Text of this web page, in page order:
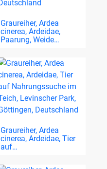
Graureiher, Ardea
cinerea, Ardeidae,
Paarung, Weide…
Graureiher, Ardea
cinerea, Ardeidae, Tier
auf…